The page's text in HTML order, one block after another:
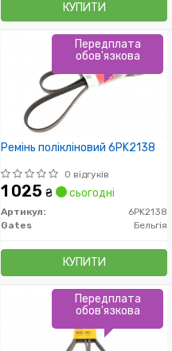
КУПИТИ
Ремінь полікліновий 6PK2138
0 відгуків
1 025 ₴ сьогодні
Артикул:
6PK2138
Gates
Бельгія
КУПИТИ
Передплата
обов'язкова
Передплата
обов'язкова